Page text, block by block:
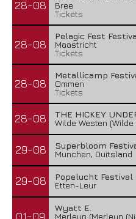
28-08
Bree
Tickets
28-08
Pelagic Fest
Maastricht
Tickets
28-08
Metallicamp
Ommen
Tickets
28-08
THE HICKEY
Wilde Westen
29-08
Superbloom
Munchen, Duitsland
29-08
Popelucht Festival
Etten-Leur
01-09
Wyatt E.
Merleyn (Merleyn